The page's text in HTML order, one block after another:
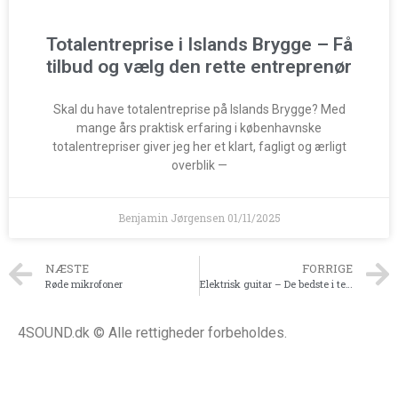
Totalentreprise i Islands Brygge – Få
tilbud og vælg den rette entreprenør
Skal du have totalentreprise på Islands Brygge? Med
mange års praktisk erfaring i københavnske
totalentrepriser giver jeg her et klart, fagligt og ærligt
overblik —
Benjamin Jørgensen 01/11/2025
NÆSTE
Røde mikrofoner
FORRIGE
Elektrisk guitar – De bedste i test
4SOUND.dk © Alle rettigheder forbeholdes.